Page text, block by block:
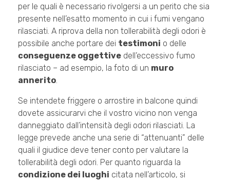
per le quali è necessario rivolgersi a un perito che sia
presente nell’esatto momento in cui i fumi vengano
rilasciati. A riprova della non tollerabilità degli odori è
possibile anche portare dei testimoni o delle
conseguenze oggettive dell’eccessivo fumo
rilasciato – ad esempio, la foto di un muro
annerito
Se intendete friggere o arrostire in balcone quindi
dovete assicurarvi che il vostro vicino non venga
danneggiato dall’intensità degli odori rilasciati. La
legge prevede anche una serie di “attenuanti” delle
quali il giudice deve tener conto per valutare la
tollerabilità degli odori. Per quanto riguarda la
condizione dei luoghi citata nell’articolo, si